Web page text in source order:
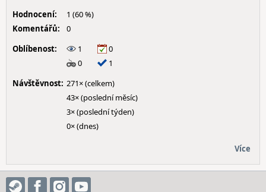
Hodnocení:
1 (60 %)
Komentářů:
0
Oblíbenost:
1
0
0
1
Návštěvnost: 271× (celkem)
43× (poslední měsíc)
3× (poslední týden)
0× (dnes)
Více